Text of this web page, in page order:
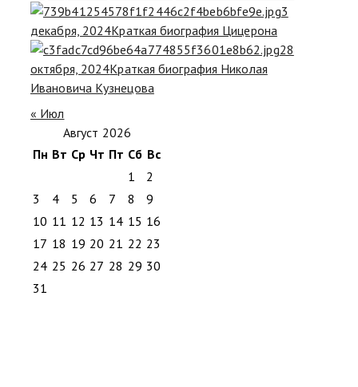
3
декабря, 2024Краткая биография Цицерона
28
октября, 2024Краткая биография Николая
Ивановича Кузнецова
« Июл
Август 2026
Пн Вт Ср Чт Пт Сб Вс
1
2
3
4 5 6 7 8
9
10 11 12 13 14 15 16
17 18 19 20 21 22 23
24 25 26 27 28 29 30
31